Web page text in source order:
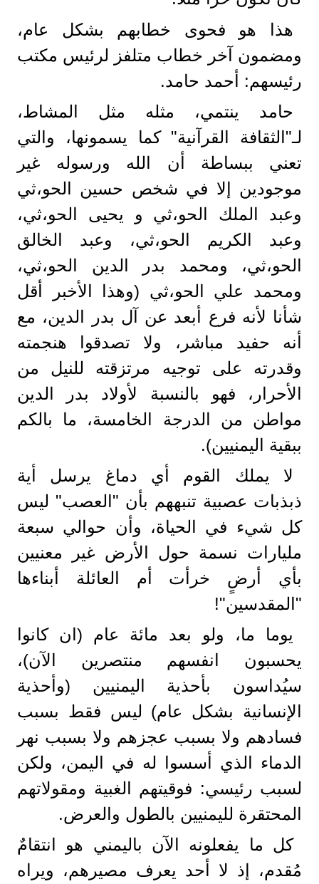
هذا هو فحوى خطابهم بشكل عام،
ومضمون آخر خطاب متلفز لرئيس مكتب
رئيسهم: أحمد حامد.
حامد ينتمي، مثله مثل المشاط،
لـ"الثقافة القرآنية" كما يسمونها، والتي
تعني ببساطة أن الله ورسوله غير
موجودين إلا في شخص حسين الحو،ثي
وعبد الملك الحو،ثي و يحيى الحو،ثي،
وعبد الكريم الحو،ثي، وعبد الخالق
الحو،ثي، ومحمد بدر الدين الحو،ثي،
ومحمد علي الحو،ثي (وهذا الأخبر أقل
شأنا لأنه فرع أبعد عن آل بدر الدين، مع
أنه حفيد مباشر، ولا تصدقوا هنجمته
وقدرته على توجيه مرتزقته للنيل من
الأحرار، فهو بالنسبة لأولاد بدر الدين
مواطن من الدرجة الخامسة، ما بالكم
ببقية اليمنيين).
لا يملك القوم أي دماغ يرسل أية
ذبذبات عصبية تنبههم بأن "العصب" ليس
كل شيء في الحياة، وأن حوالي سبعة
مليارات نسمة حول الأرض غير معنيين
بأي أرضٍ خرأت أم العائلة أبناءها
"المقدسين"!
يوما ما، ولو بعد مائة عام (ان كانوا
يحسبون انفسهم منتصرين الآن)،
سيُداسون بأحذية اليمنيين (وأحذية
الإنسانية بشكل عام) ليس فقط بسبب
فسادهم ولا بسبب عجزهم ولا بسبب نهر
الدماء الذي أسسوا له في اليمن، ولكن
لسبب رئيسي: فوقيتهم الغبية ومقولاتهم
المحتقرة لليمنيين بالطول والعرض.
كل ما يفعلونه الآن باليمني هو انتقامٌ
مُقدم، إذ لا أحد يعرف مصيرهم، ويراه